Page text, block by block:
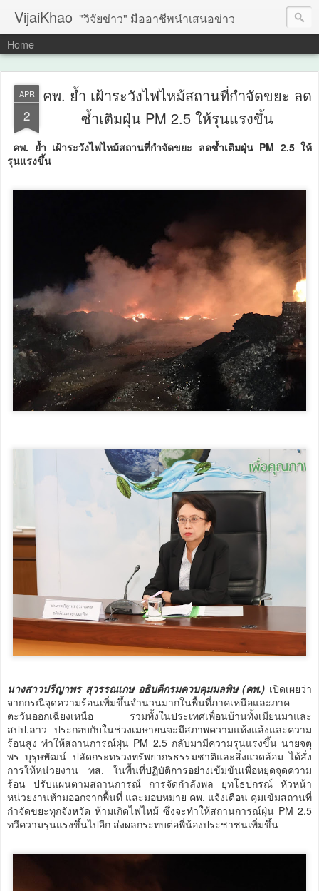
VijaiKhao "วิจัยข่าว" มืออาชีพนำเสนอข่าว
Home
APR
2
คพ. ย้ำ เฝ้าระวังไฟไหม้สถานที่กำจัดขยะ ลด
ซ้ำเติมฝุ่น PM 2.5 ให้รุนแรงขึ้น
คพ. ย้ำ เฝ้าระวังไฟไหม้สถานที่กำจัดขยะ ลดซ้ำเติมฝุ่น PM 2.5 ให้
รุนแรงขึ้น
นางสาวปรีญาพร สุวรรณเกษ อธิบดีกรมควบคุมมลพิษ (คพ.) เปิดเผยว่า
จากกรณีจุดความร้อนเพิ่มขึ้นจำนวนมากในพื้นที่ภาคเหนือและภาค
ตะวันออกเฉียงเหนือ รวมทั้งในประเทศเพื่อนบ้านทั้งเมียนมาและ
สปป.ลาว ประกอบกับในช่วงเมษายนจะมีสภาพความแห้งแล้งและความ
ร้อนสูง ทำให้สถานการณ์ฝุ่น PM 2.5 กลับมามีความรุนแรงขึ้น นายจตุ
พร บุรุษพัฒน์ ปลัดกระทรวงทรัพยากรธรรมชาติและสิ่งแวดล้อม ได้สั่ง
การให้หน่วยงาน ทส. ในพื้นที่ปฏิบัติการอย่างเข้มข้นเพื่อหยุดจุดความ
ร้อน ปรับแผนตามสถานการณ์ การจัดกำลังพล ยุทโธปกรณ์ หัวหน้า
หน่วยงานห้ามออกจากพื้นที่ และมอบหมาย คพ. แจ้งเตือน คุมเข้มสถานที่
กำจัดขยะทุกจังหวัด ห้ามเกิดไฟไหม้ ซึ่งจะทำให้สถานการณ์ฝุ่น PM 2.5
ทวีความรุนแรงขึ้นไปอีก ส่งผลกระทบต่อพี่น้องประชาชนเพิ่มขึ้น